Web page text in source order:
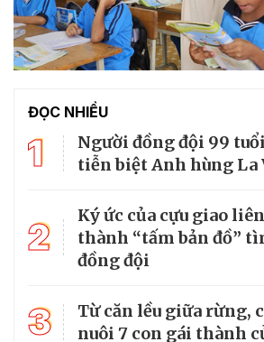
ĐỌC NHIỀU
1
Người đồng đội 99
tiễn biệt Anh hùng La
2
Ký ức của cựu giao
thành “tấm bản đồ”
đồng đội
3
Từ căn lều giữa rừng,
nuôi 7 con gái thành